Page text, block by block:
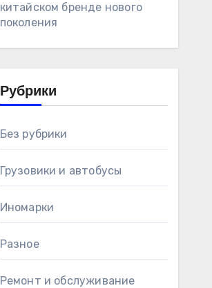
китайском бренде нового
поколения
Рубрики
Без рубрики
Грузовики и автобусы
Иномарки
Разное
Ремонт и обслуживание